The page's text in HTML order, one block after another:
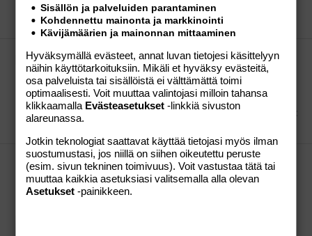
Moonbride
Viestiketju 17.05.2011
Osio:Lapsen saaminen
Nutrilett viiden päivän tehostartti
Onko kellään kokemuksia tuosta? Putosiko paino,
kuinka paljon? Jatkoitko tuon viiden päivän jälkeen
nutrausta? Aiotko kokeilla uudestaan?
Moonbride
Viestiketju 09.05.2011 Viestiä: 12
Osio:
Aihe vapaa
Nutrilett viiden päivän tehostartti
Onko kellään kokemuksia tuosta? Putosiko paino,
kuinka paljon? Jatkoitko tuon viiden päivän jälkeen
Sisällön ja palveluiden parantaminen
Kohdennettu mainonta ja markkinointi
Kävijämäärien ja mainonnan mittaaminen
Hyväksymällä evästeet, annat luvan tietojesi käsittelyyn
näihin käyttötarkoituksiin. Mikäli et hyväksy evästeitä,
osa palveluista tai sisällöistä ei välttämättä toimi
optimaalisesti. Voit muuttaa valintojasi milloin tahansa
klikkaamalla Evästeasetukset -linkkiä sivuston
alareunassa.
Jotkin teknologiat saattavat käyttää tietojasi myös ilman
suostumustasi, jos niillä on siihen oikeutettu peruste
(esim. sivun tekninen toimivuus). Voit vastustaa tätä tai
muuttaa kaikkia asetuksiasi valitsemalla alla olevan
Asetukset -painikkeen.